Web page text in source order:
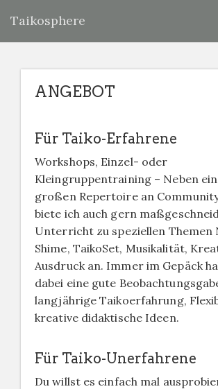
Taikosphere
ANGEBOT
Für Taiko-Erfahrene
Workshops, Einzel- oder
Kleingruppentraining – Neben
großen Repertoire an
biete ich auch gern
Unterricht zu speziellen Themen
Shime, TaikoSet, Musikalität,
Ausdruck an. Immer im Gepäck
dabei eine gute
langjährige Taikoerfahrung,
kreative didaktische Ideen.
Für Taiko-Unerfahrene
Du willst es einfach mal